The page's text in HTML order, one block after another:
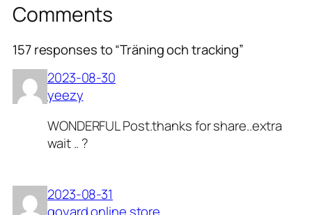
Comments
157 responses to “Träning och tracking”
2023-08-30
yeezy
WONDERFUL Post.thanks for share..extra
wait .. ?
2023-08-31